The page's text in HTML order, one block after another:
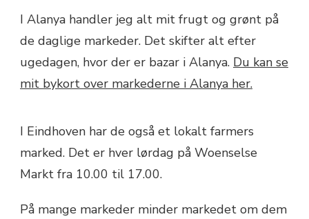
I Alanya handler jeg alt mit frugt og grønt på
de daglige markeder. Det skifter alt efter
ugedagen, hvor der er bazar i Alanya. Du kan se
mit bykort over markederne i Alanya her.
I Eindhoven har de også et lokalt farmers
marked. Det er hver lørdag på Woenselse
Markt fra 10.00 til 17.00.
På mange markeder minder markedet om dem